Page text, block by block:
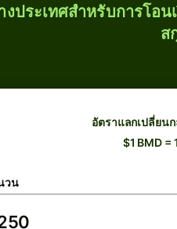
ประเทศสำหรับการโอน
ส
อัตราแลกเปลี่ยน
$1 BMD =
วน